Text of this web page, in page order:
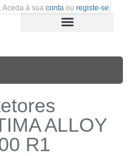
Aceda à sua conta ou registe-se
ALLOY
R1